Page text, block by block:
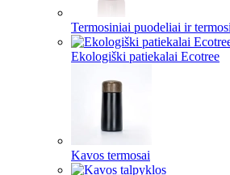
Termosiniai puodeliai ir
Ekologiški patiekalai Ecotree
Kavos termosai